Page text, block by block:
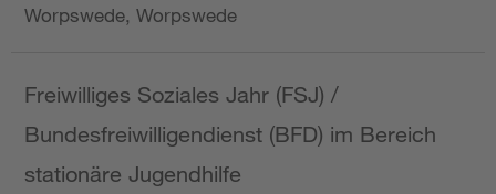
Worpswede, Worpswede
Freiwilliges Soziales Jahr (FSJ) /
Bundesfreiwilligendienst (BFD) im Bereich
stationäre Jugendhilfe